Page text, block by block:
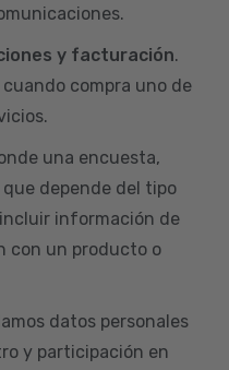
y facturación.
compra uno de
una encuesta,
depende del tipo
información de
con un producto o
datos personales
y participación en